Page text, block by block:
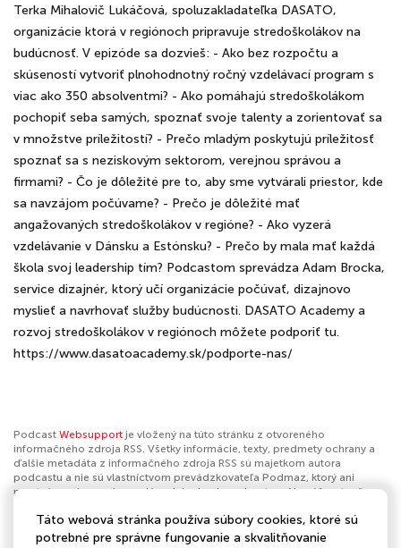
Terka Mihalovič Lukáčová, spoluzakladateľka DASATO,
organizácie ktorá v regiónoch pripravuje stredoškolákov na
budúcnosť. V epizóde sa dozvieš: - Ako bez rozpočtu a
skúseností vytvoriť plnohodnotný ročný vzdelávací program s
viac ako 350 absolventmi? - Ako pomáhajú stredoškolákom
pochopiť seba samých, spoznať svoje talenty a zorientovať sa
v množstve príležitostí? - Prečo mladým poskytujú príležitosť
spoznať sa s neziskovým sektorom, verejnou správou a
firmami? - Čo je dôležité pre to, aby sme vytvárali priestor, kde
sa navzájom počúvame? - Prečo je dôležité mať
angažovaných stredoškolákov v regióne? - Ako vyzerá
vzdelávanie v Dánsku a Estónsku? - Prečo by mala mať každá
škola svoj leadership tím? Podcastom sprevádza Adam Brocka,
service dizajnér, ktorý učí organizácie počúvať, dizajnovo
myslieť a navrhovať služby budúcnosti. DASATO Academy a
rozvoj stredoškolákov v regiónoch môžete podporiť tu.
https://www.dasatoacademy.sk/podporte-nas/
Podcast Websupport je vložený na túto stránku z otvoreného
informačného zdroja RSS. Všetky informácie, texty, predmety ochrany a
ďalšie metadáta z informačného zdroja RSS sú majetkom autora
podcastu a nie sú vlastníctvom prevádzkovateľa Podmaz, ktorý ani
nevytvára ani nezodpovedá za ich obsah podcastov. Ak máš za to, že
nahlásiť obsah. Ak je toto tvoj podcast a chceš získať kontrolu nad týmto
profilomklikni sem.
Táto webová stránka používa súbory cookies, ktoré sú
potrebné pre správne fungovanie a skvalitňovanie